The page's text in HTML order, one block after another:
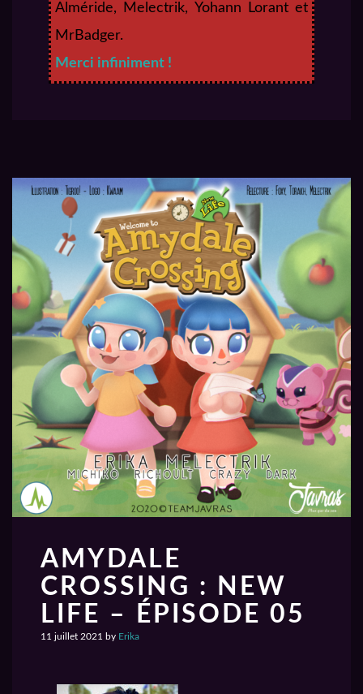
Alméride, Melectrik, Yohann Lorant et
MrBadger.
Merci infiniment !
AMYDALE
CROSSING : NEW
LIFE – ÉPISODE 05
11 juillet 2021 by Erika